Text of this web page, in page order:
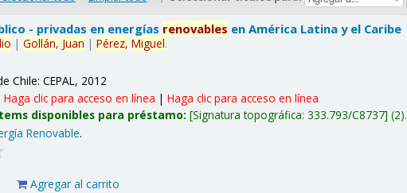
- privadas en energías renovables en América Latina y el Caribe
|Gollán, Juan |Pérez, Miguel.
Chile: CEPAL, 2012
Haga clic para acceso en línea |Haga clic para acceso en línea
disponibles para préstamo: Signatura topográfica:333.793/C8737 (2).
Renovable.
Agregar al carrito